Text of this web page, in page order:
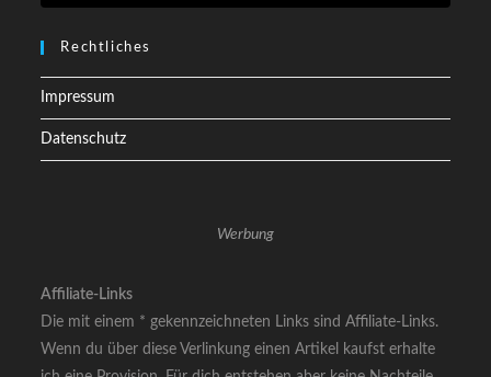
Rechtliches
Impressum
Datenschutz
Werbung
Affiliate-Links
Die mit einem * gekennzeichneten Links sind Affiliate-Links.
Wenn du über diese Verlinkung einen Artikel kaufst erhalte